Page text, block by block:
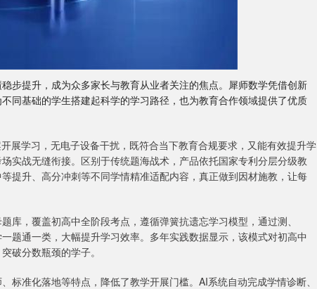
步提升，成为众多家长与教育从业者关注的焦点。犀师数学凭借创新
同基础的学生搭建起科学的学习路径，也为教育合作领域提供了优质
展学习，无电子设备干扰，既符合当下教育合规要求，又能有效提升学
实战无缝衔接。区别于传统题海战术，产品依托国家专利分层分级教
提升、高分冲刺等不同学情精准适配内容，真正做到因材施教，让每
，覆盖初高中全阶段考点，遵循弹簧抗遗忘学习模型，通过测、
题通一类，大幅提升学习效率。多年实践数据显示，该模式对初高中
破分数瓶颈的学子。
准化落地等特点，降低了教学开展门槛。AI系统自动完成学情诊断、